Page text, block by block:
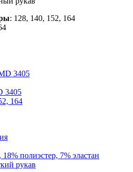
: 128, 140, 152, 164
3405
164
полиэстер, 7% эластан
рукав